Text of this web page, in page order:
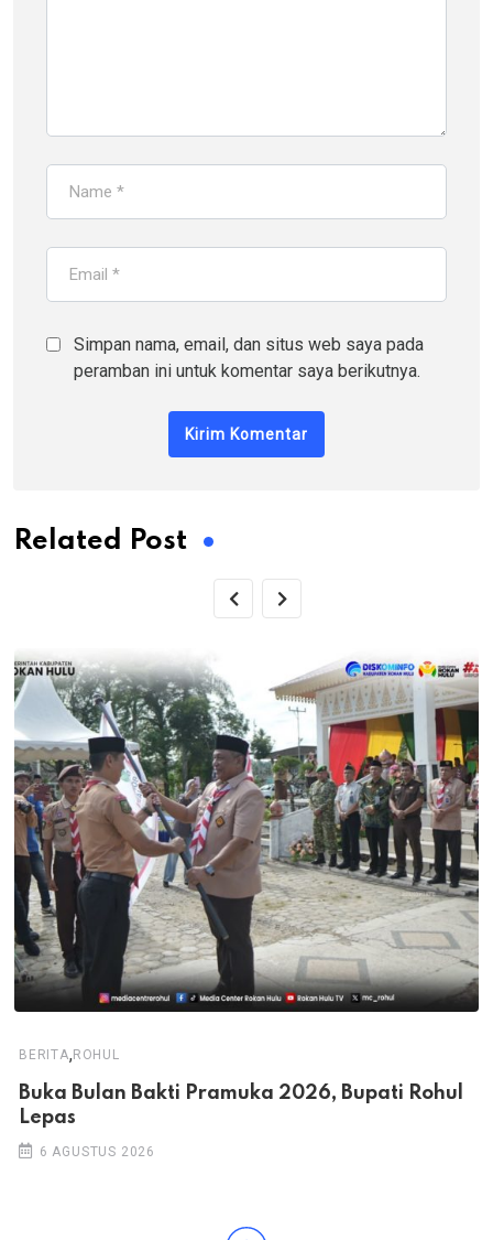
Simpan nama, email, dan situs web saya pada
peramban ini untuk komentar saya berikutnya.
Related Post
BERITA,ROHUL
Buka Bulan Bakti Pramuka 2026, Bupati Rohul
Lepas
6 AGUSTUS 2026